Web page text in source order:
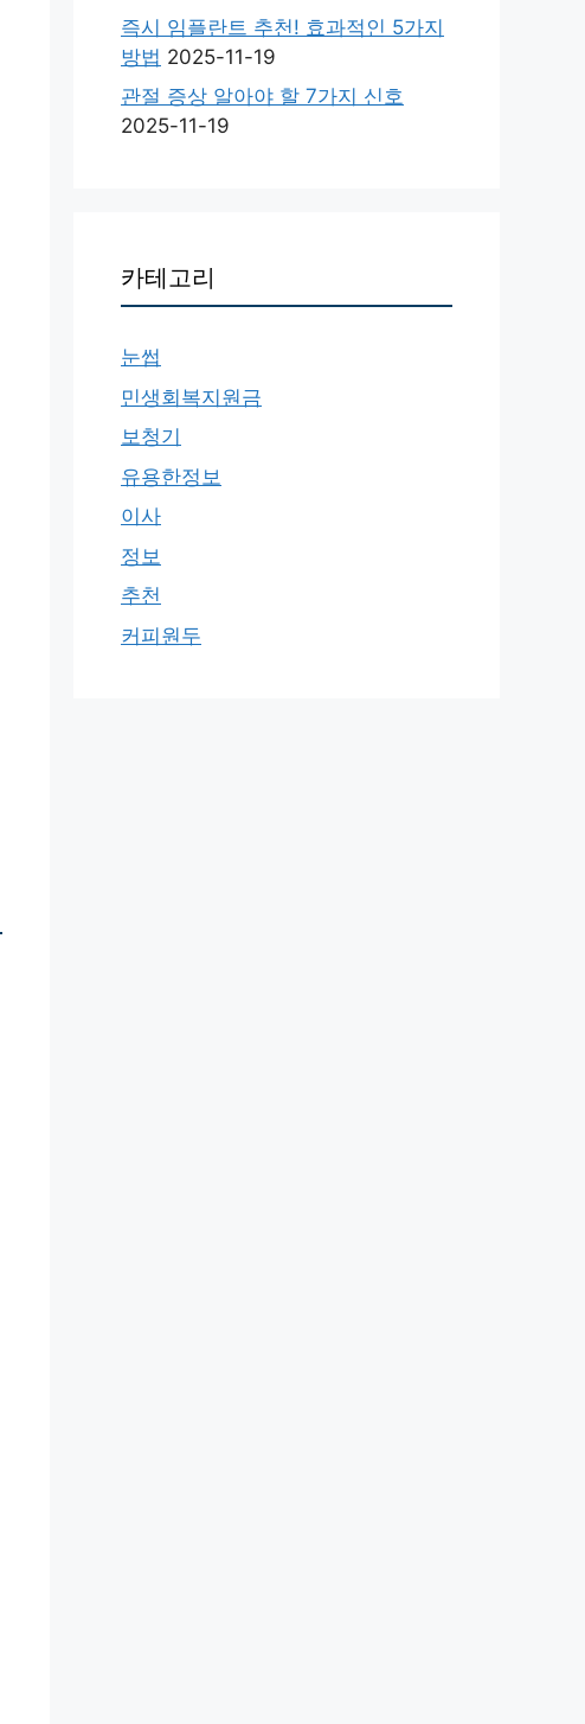
즉시 임플란트 추천! 효과적인 5가지
방법 2025-11-19
관절 증상 알아야 할 7가지 신호
2025-11-19
카테고리
눈썹
민생회복지원금
보청기
유용한정보
이사
정보
추천
커피원두